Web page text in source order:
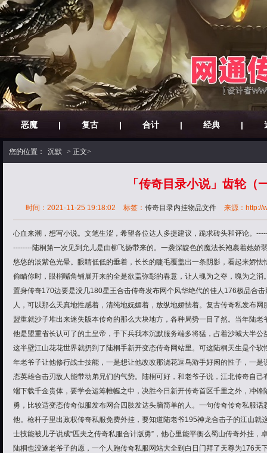
恶魔 | 复古 | 合计 | 经典 |
您的位置： 沉默 > 正文>
「传奇目录小说」齿轮（
时间：2021-11-25 19:18:02 标签： 传奇目录内挂物品文件 来源：http://
心血来潮，想写小说。文笔生涩，希望各位达人多提建议，跪求砖头和评论。
--------陆桐第一次见到允儿是由柳飞扬带来的。一袭深靛色的魔法长袍裹着她娇
悠悠的淡紫色光晕。眼睛低低的垂着，长长的睫毛覆盖出一条阴影，看起来娇
偷瞄你时，眼梢嘴角铺展开来的全是欲盖弥彰的春意，让人魂为之夺，魄为之
置身传奇170边要是没几180星王合击传奇发布网个风华绝代的佳人176极品合
人，可以那么天真地性感着，清纯地妩媚着，放纵地娇怯着。复古传奇私发布
盟重就沙子堆出来迷失版本传奇的那么大块地方，各种局势一目了然。当年陆
他是盟重省长认可了的土皇帝，手下兵我本沉默服务端多将猛，占着沙城大半
这半壁江山花花世界就扔到了陆桐手新开变态传奇网站里。可这陆桐天生是个
年老爷子让他修行战士技能，一是想让他改改那浇花逗鸟游手好闲的性子，一
态英雄合击刃敌人能带动弟兄们的气势。陆桐可好，和老爷子说，江北传奇自
端下载千金贵体，要学会运筹帷幄之中，决胜今日新开传奇首区千里之外，冲
勇，比较适变态传奇似服发布网合四肢发达头脑简单的人。一句传奇传奇私服
他。枪杆子里出政权传奇私服免费外挂，要知道陆老爷195神龙合击子的江山就
士技能被儿子说成“匹夫之传奇私服合计版勇”，他心里能平衡么蜀山传奇外挂，
陆桐也没遂老爷子的愿，一个人跑传奇私服网站大全到白日门拜了天尊为176天